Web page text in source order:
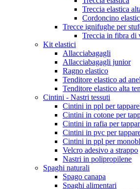
Treccia elastica
Cordoncino
Trecce ignifughe per
Treccia in fibra di
Kit elastici
Allacciabagagli
Allacciabagagli junior
Ragno elastico
Tenditore elastico ad
Tenditore elastico alta
Cintini - Nastri tessuti
Cintini in ppl per
Cintini in cotone per
Cintini in rafia per
Cintini in pvc per
Cintini in ppl per
Velcro adesivo a strappo
Nastri in polipropilene
Spaghi naturali
Spago canapa
Spaghi alimentari